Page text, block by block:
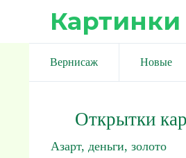
Вернисаж Новые
Открытки
Азарт, деньги, золото